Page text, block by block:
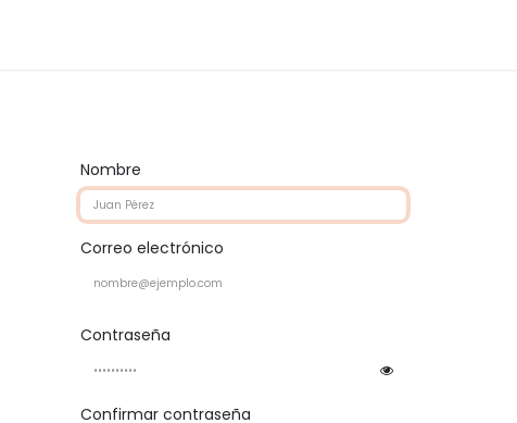
Nombre
Correo electrónico
Contraseña
Confirmar contraseña